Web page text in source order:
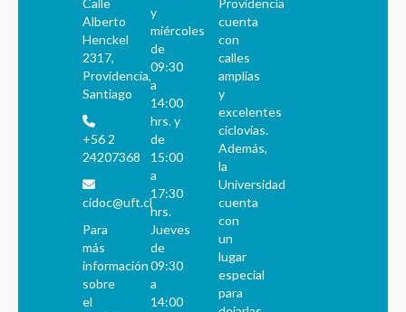
Calle
Alberto
Henckel
2317,
Providencia,
Santiago
+56 2
24207368
cidoc@uft.cl
Para
más
información
sobre
el
y
miércoles
de
09:30
a
14:00
hrs. y
de
15:00
a
17:30
hrs.
Jueves
de
09:30
a
14:00
Providencia
cuenta
con
calles
amplias
y
excelentes
ciclovías.
Además,
la
Universidad
cuenta
con
un
lugar
especial
para